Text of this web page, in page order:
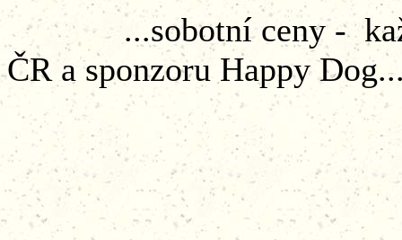
...sobotní ceny - každý
ČR a sponzoru Happy